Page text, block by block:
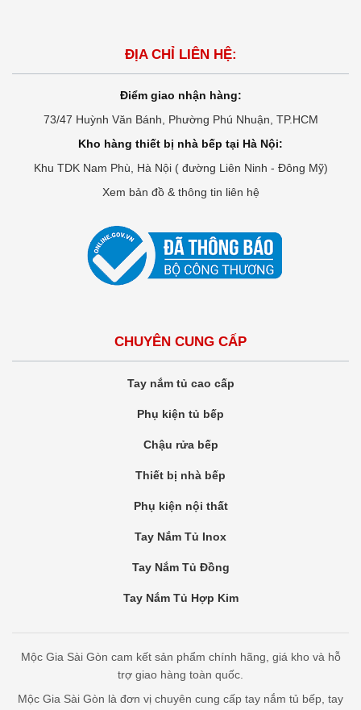
ĐỊA CHỈ LIÊN HỆ:
Điểm giao nhận hàng:
73/47 Huỳnh Văn Bánh, Phường Phú Nhuận, TP.HCM
Kho hàng thiết bị nhà bếp tại Hà Nội:
Khu TDK Nam Phù, Hà Nội ( đường Liên Ninh - Đông Mỹ)
Xem bản đồ & thông tin liên hệ
CHUYÊN CUNG CẤP
Tay nắm tủ cao cấp
Phụ kiện tủ bếp
Chậu rửa bếp
Thiết bị nhà bếp
Phụ kiện nội thất
Tay Nắm Tủ Inox
Tay Nắm Tủ Đồng
Tay Nắm Tủ Hợp Kim
Mộc Gia Sài Gòn cam kết sản phẩm chính hãng, giá kho và hỗ
trợ giao hàng toàn quốc.
Mộc Gia Sài Gòn là đơn vị chuyên cung cấp tay nắm tủ bếp, tay